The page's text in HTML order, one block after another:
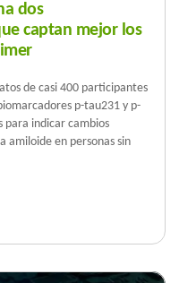
dos
captan mejor los
de casi 400 participantes
p-tau231 y p-
para indicar cambios
amiloide en personas sin